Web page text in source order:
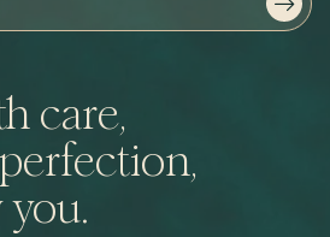
care,